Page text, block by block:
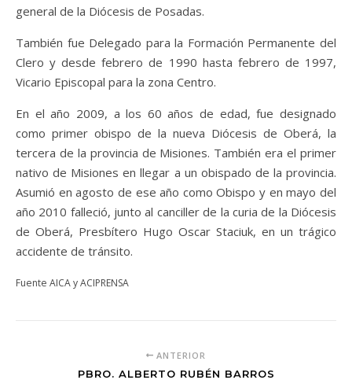
general de la Diócesis de Posadas.
También fue Delegado para la Formación Permanente del
Clero y desde febrero de 1990 hasta febrero de 1997,
Vicario Episcopal para la zona Centro.
En el año 2009, a los 60 años de edad, fue designado
como primer obispo de la nueva Diócesis de Oberá, la
tercera de la provincia de Misiones. También era el primer
nativo de Misiones en llegar a un obispado de la provincia.
Asumió en agosto de ese año como Obispo y en mayo del
año 2010 falleció, junto al canciller de la curia de la Diócesis
de Oberá, Presbítero Hugo Oscar Staciuk, en un trágico
accidente de tránsito.
Fuente AICA y ACIPRENSA
ANTERIOR
PBRO. ALBERTO RUBÉN BARROS